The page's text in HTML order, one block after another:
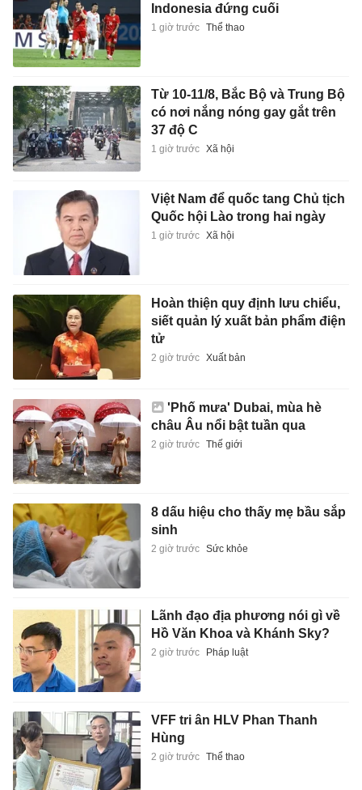
Indonesia đứng cuối
1 giờ trước Thể thao
Từ 10-11/8, Bắc Bộ và Trung Bộ
có nơi nắng nóng gay gắt trên
37 độ C
1 giờ trước Xã hội
Việt Nam để quốc tang Chủ tịch
Quốc hội Lào trong hai ngày
1 giờ trước Xã hội
Hoàn thiện quy định lưu chiểu,
siết quản lý xuất bản phẩm điện
tử
2 giờ trước Xuất bản
'Phố mưa' Dubai, mùa hè
châu Âu nổi bật tuần qua
2 giờ trước Thế giới
8 dấu hiệu cho thấy mẹ bầu sắp
sinh
2 giờ trước Sức khỏe
Lãnh đạo địa phương nói gì về
Hồ Văn Khoa và Khánh Sky?
2 giờ trước Pháp luật
VFF tri ân HLV Phan Thanh
Hùng
2 giờ trước Thể thao